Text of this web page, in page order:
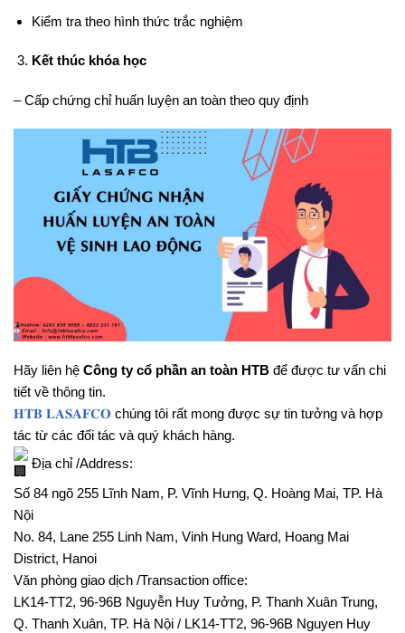
Kiểm tra theo hình thức trắc nghiệm
Kết thúc khóa học
– Cấp chứng chỉ huấn luyện an toàn theo quy định
Hãy liên hệ Công ty cổ phần an toàn HTB để được tư vấn chi
tiết về thông tin.
𝐇𝐓𝐁 𝐋𝐀𝐒𝐀𝐅𝐂𝐎 chúng tôi rất mong được sự tin tưởng và hợp
tác từ các đối tác và quý khách hàng.
Địa chỉ /Address:
Số 84 ngõ 255 Lĩnh Nam, P. Vĩnh Hưng, Q. Hoàng Mai, TP. Hà
Nội
No. 84, Lane 255 Linh Nam, Vinh Hung Ward, Hoang Mai
District, Hanoi
Văn phòng giao dịch /Transaction office:
LK14-TT2, 96-96B Nguyễn Huy Tưởng, P. Thanh Xuân Trung,
Q. Thanh Xuân, TP. Hà Nội / LK14-TT2, 96-96B Nguyen Huy